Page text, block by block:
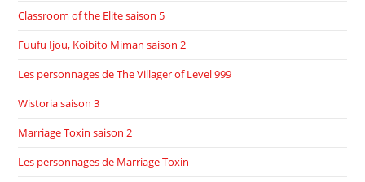
Classroom of the Elite saison 5
Fuufu Ijou, Koibito Miman saison 2
Les personnages de The Villager of Level 999
Wistoria saison 3
Marriage Toxin saison 2
Les personnages de Marriage Toxin